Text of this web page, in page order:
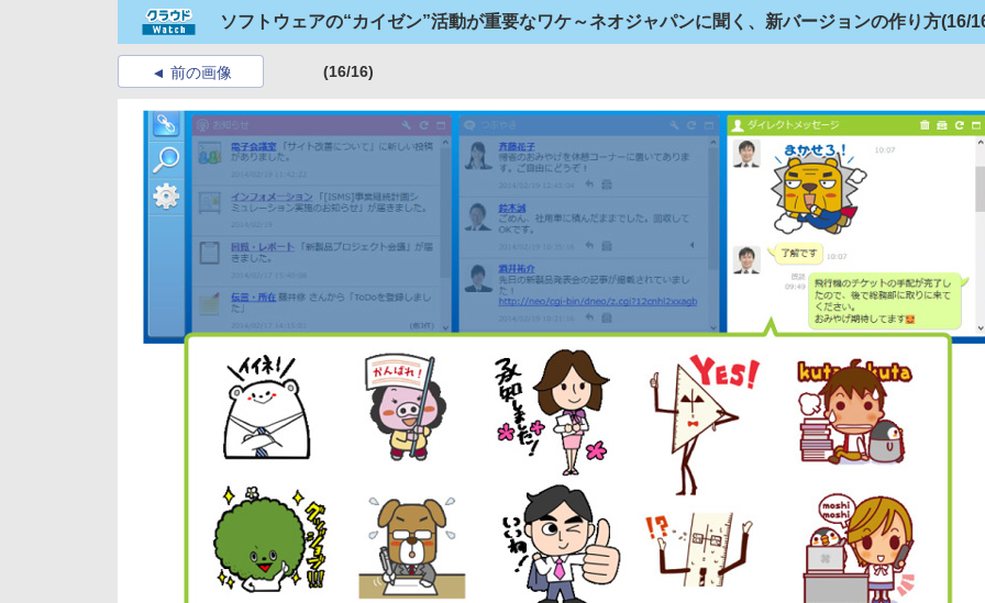
ソフトウェアの“カイゼン”活動が重要なワケ～ネオジャパンに聞く、新バージョンの作り方(16/
前の画像 (16/16)